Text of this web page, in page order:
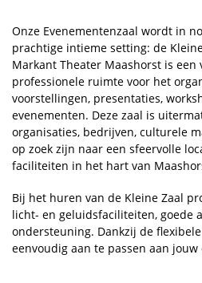
Onze Evenementenzaal wordt in
prachtige intieme setting: de
Markant Theater Maashorst is een
professionele ruimte voor het
voorstellingen, presentaties,
evenementen. Deze zaal is
organisaties, bedrijven, culturele
op zoek zijn naar een sfeervolle
faciliteiten in het hart van
Bij het huren van de Kleine Zaal
licht- en geluidsfaciliteiten, goede
ondersteuning. Dankzij de
eenvoudig aan te passen aan jouw